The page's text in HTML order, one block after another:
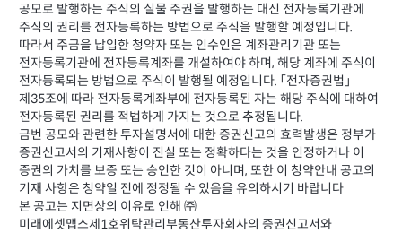
공모로 발행하는 주식의 실물 주권을 발행하는 대신 전자등록기관에
주식의 권리를 전자등록하는 방법으로 주식을 발행할 예정입니다.
따라서 주금을 납입한 청약자 또는 인수인은 계좌관리기관 또는
전자등록기관에 전자등록계좌를 개설하여야 하며, 해당 계좌에 주식이
전자등록되는 방법으로 주식이 발행될 예정입니다. 「전자증권법」
제35조에 따라 전자등록계좌부에 전자등록된 자는 해당 주식에 대하여
전자등록된 권리를 적법하게 가지는 것으로 추정됩니다.
금번 공모와 관련한 투자설명서에 대한 증권신고의 효력발생은 정부가
증권신고서의 기재사항이 진실 또는 정확하다는 것을 인정하거나 이
증권의 가치를 보증 또는 승인한 것이 아니며, 또한 이 청약안내 공고의
기재 사항은 청약일 전에 정정될 수 있음을 유의하시기 바랍니다
본 공고는 지면상의 이유로 인해 ㈜
미래에셋맵스제1호위탁관리부동산투자회사의 증권신고서와